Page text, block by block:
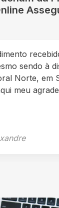
sendo à
Norte, em
meu